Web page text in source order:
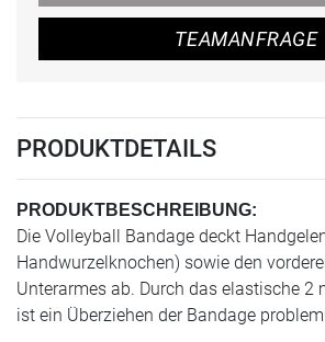
TEAMANFRAGE
PRODUKTDETAILS
PRODUKTBESCHREIBUNG:
Die Volleyball Bandage deckt
Handwurzelknochen) sowie den
Unterarmes ab. Durch das elastische 2
ist ein Überziehen der Bandage